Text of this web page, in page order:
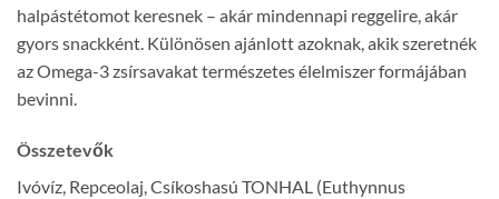
halpástétomot keresnek – akár mindennapi reggelire, akár
gyors snackként. Különösen ajánlott azoknak, akik szeretnék
az Omega-3 zsírsavakat természetes élelmiszer formájában
bevinni.
Összetevők
Ivóvíz, Repceolaj, Csíkoshasú TONHAL (Euthynnus